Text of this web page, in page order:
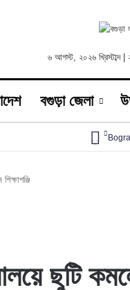
৬ আগস্ট, ২০২৬ খ্রিস্টাব্দ |
বগুড়া জেলা
Bogra
ছুটি